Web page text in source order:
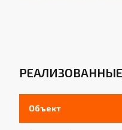
Объект